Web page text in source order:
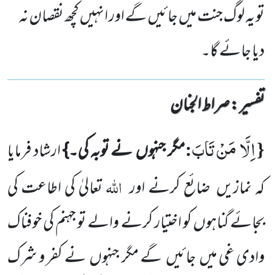
تو یہ لوگ جنت میں جائیں گے اور انہیں کچھ نقصان نہ
دیا جائے گا۔
تفسیر : ‎صراط الجنان
{اِلَّا مَنْ تَابَ:مگر جنہوںنے توبہ کی۔}ارشاد فرمایا
کہ نمازیں ضائع کرنے اور اللہتعالیٰ کی اطاعت کی
بجائے گناہوں کو اختیار کرنے والے تو جہنم کی خوفناک
وادی غی میںجائیںگے مگر جنہوںنے کفر و شرک